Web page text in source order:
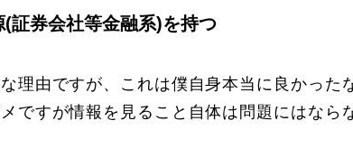
(証券会社等金融系)を持つ
理由ですが、これは僕自身本当に良かった
ですが情報を見ること自体は問題にはなら